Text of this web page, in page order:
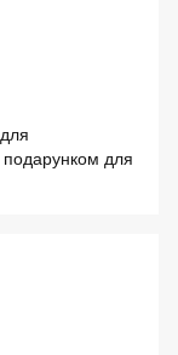
подарунком для